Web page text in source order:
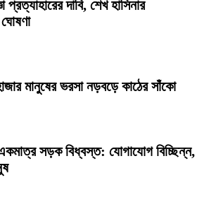
প্রত্যাহারের দাবি, শেখ হাসিনার
মানুষের ভরসা নড়বড়ে কাঠের সাঁকো
একমাত্র সড়ক বিধ্বস্ত: যোগাযোগ বিচ্ছিন্ন,